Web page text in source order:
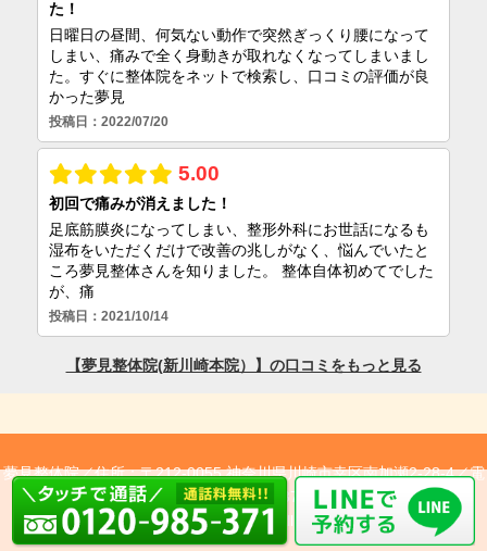
夢見整体院／住所：〒212-0055 神奈川県川崎市幸区南加瀬2-28-4／電
話：0120-985-371
Copyright © 2026 夢見整体院 All Rights Reserved.